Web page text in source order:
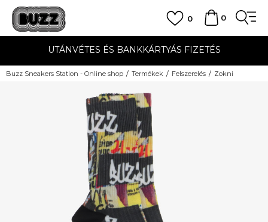
0
0
UTÁNVÉTES ÉS BANKKÁRTYÁS FIZETÉS
Buzz Sneakers Station - Online shop Termékek Felszerelés Zokni